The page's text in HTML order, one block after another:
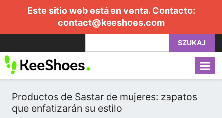
Este sitio web está en venta. Contacto:
contact@keeshoes.com
SZUKAJ
Productos de Sastar de mujeres: zapatos
que enfatizarán su estilo